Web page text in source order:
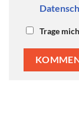
Trage